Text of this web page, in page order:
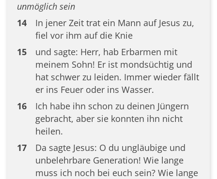
unmöglich sein
14
In jener Zeit trat ein Mann auf Jesus zu,
fiel vor ihm auf die Knie
15
und sagte: Herr, hab Erbarmen mit
meinem Sohn! Er ist mondsüchtig und
hat schwer zu leiden. Immer wieder fällt
er ins Feuer oder ins Wasser.
16
Ich habe ihn schon zu deinen Jüngern
gebracht, aber sie konnten ihn nicht
heilen.
17
Da sagte Jesus: O du ungläubige und
unbelehrbare Generation! Wie lange
muss ich noch bei euch sein? Wie lange